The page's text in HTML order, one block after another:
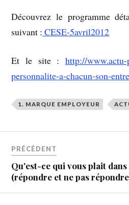
Découvrez le programme
suivant : CESE-5avril2012
Et le site : http://www.actu-
personnalite-a-chacun-son-
1. MARQUE EMPLOYEUR
PRÉCÉDENT
Qu'est-ce qui vous plait
(répondre et ne pas